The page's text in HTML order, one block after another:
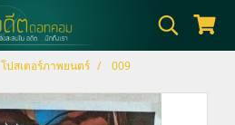
โปสเตอร์ภาพยนตร์ 009